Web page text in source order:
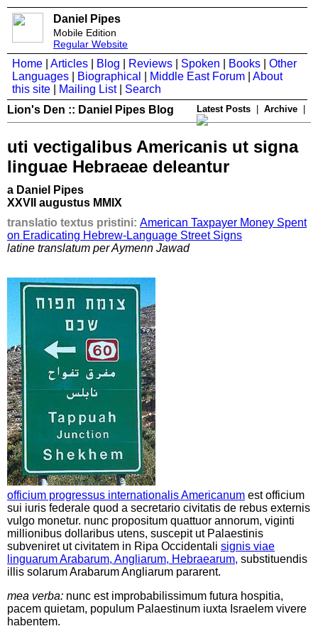
Daniel Pipes
Mobile Edition
Regular Website
Home Articles Blog Reviews Spoken Books
Other
Languages
Biographical Middle East Forum
About
this site
Mailing List| Search
Lion's Den :: Daniel Pipes Blog
Latest Posts Archive
uti vectigalibus Americanis ut signa
linguae Hebraeae deleantur
a Daniel Pipes
XXVII augustus MMIX
translatio textus pristini: American Taxpayer Money Spent
on Eradicating Hebrew-Language Street Signs
latine translatum per Aymenn Jawad
officium progressus internationalis Americanum est officium
sui iuris federale quod a secretario civitatis de rebus externis
vulgo monetur. nunc propositum quattuor annorum, viginti
millionibus dollaribus utens, suscepit ut Palaestinis
subveniret ut civitatem in Ripa Occidentali signis viae
linguarum Arabarum, Angliarum, Hebraearum, substituendis
illis solarum Arabarum Angliarum pararent.
mea verba: nunc est improbabilissimum futura hospitia,
pacem quietam, populum Palaestinum iuxta Israelem vivere
habentem.